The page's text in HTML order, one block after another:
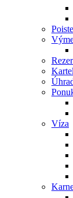
Kartel
Víza